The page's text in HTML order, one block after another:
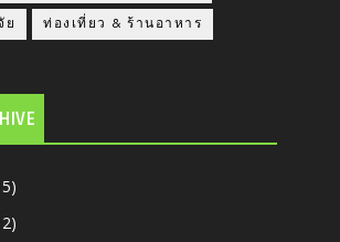
ย ท่องเที่ยว & ร้านอาหาร